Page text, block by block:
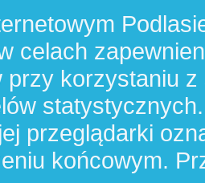
celach
przy korzystaniu
przeglądarki
końcowym.